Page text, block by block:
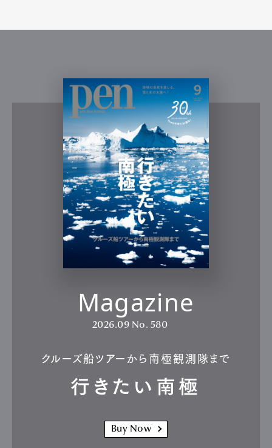
Magazine
2026.09 No. 580
クルーズ船ツアーから南極観測隊まで
行きたい南極
Buy Now